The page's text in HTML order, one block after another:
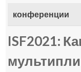
content
конференции
ISF2021: